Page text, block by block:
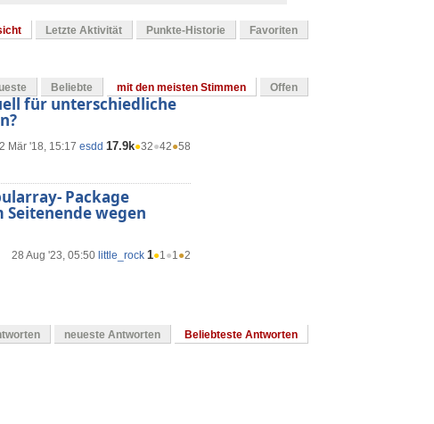
Letzte Aktivität Punkte-Historie Favoriten
Beliebte mit den meisten Stimmen Offen
für unterschiedliche
Mär '18, 15:17 esdd 17.9k●32●42●58
Package
wegen
28 Aug '23, 05:50 little_rock 1●1●1●2
neueste Antworten Beliebteste Antworten